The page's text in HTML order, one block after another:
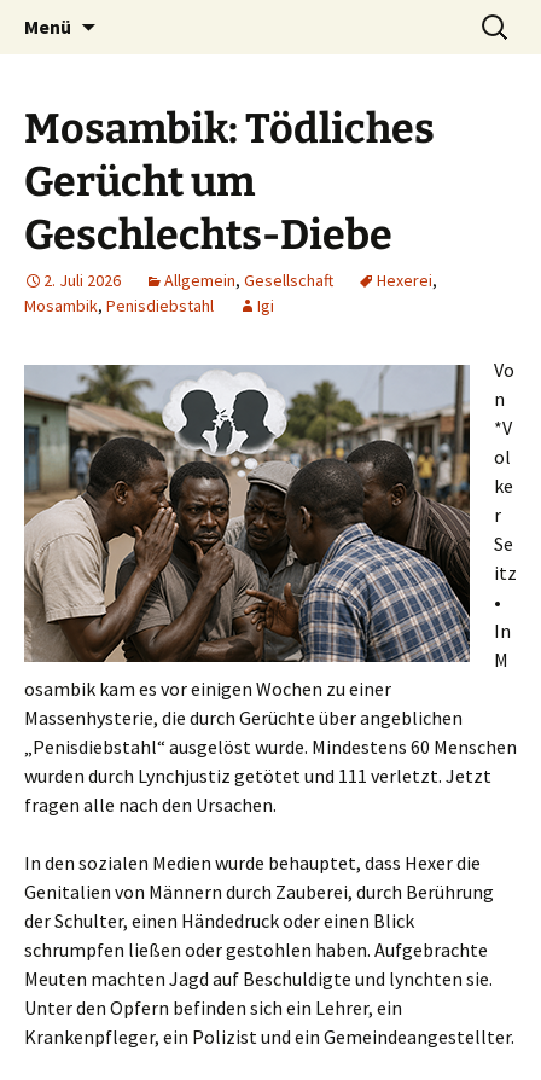
AFRICA live
Seit 1998: Aktuelles aus und mit Bezug zu
Afrika
Menü
Suchen
nach:
Mosambik: Tödliches
Gerücht um
Geschlechts-Diebe
2. Juli 2026 Allgemein, Gesellschaft Hexerei,
Mosambik, Penisdiebstahl Igi
Vo
n
*V
ol
ke
r
Se
itz
•
In
M
osambik kam es vor einigen Wochen zu einer
Massenhysterie, die durch Gerüchte über angeblichen
„Penisdiebstahl“ ausgelöst wurde. Mindestens 60 Menschen
wurden durch Lynchjustiz getötet und 111 verletzt. Jetzt
fragen alle nach den Ursachen.
In den sozialen Medien wurde behauptet, dass Hexer die
Genitalien von Männern durch Zauberei, durch Berührung
der Schulter, einen Händedruck oder einen Blick
schrumpfen ließen oder gestohlen haben. Aufgebrachte
Meuten machten Jagd auf Beschuldigte und lynchten sie.
Unter den Opfern befinden sich ein Lehrer, ein
Krankenpfleger, ein Polizist und ein Gemeindeangestellter.